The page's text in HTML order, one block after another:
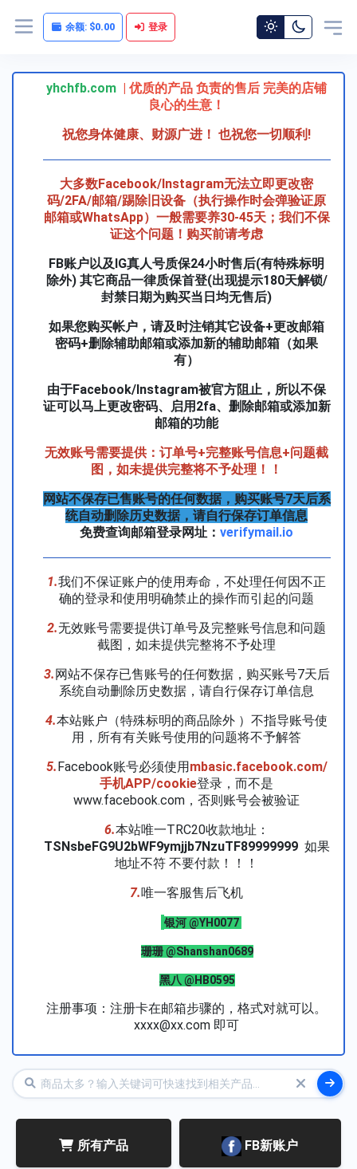
余额: $0.00 登录
yhchfb.com | 优质的产品 负责的售后 完美的店铺
良心的生意！
祝您身体健康、财源广进！ 也祝您一切顺利 !
大多数Facebook/Instagram无法立即更改密
码/2FA/邮箱/踢除旧设备（执行操作时会弹验证原
邮箱或WhatsApp）一般需要养30-45天；我们不保
证这个问题！购买前请考虑
FB账户以及IG真人号质保24小时售后(有特殊标明
除外) 其它商品一律质保首登(出现提示180天解锁/
封禁日期为购买当日均无售后)
如果您购买帐户，请及时注销其它设备+更改邮箱
密码+删除辅助邮箱或添加新的辅助邮箱（如果
有）
由于Facebook/Instagram被官方阻止，所以不保
证可以马上更改密码、启用2fa、删除邮箱或添加新
邮箱的功能
无效账号需要提供：订单号+完整账号信息+问题截
图，如未提供完整将不予处理！！
网站不保存已售账号的任何数据，购买账号7天后系
统自动删除历史数据，请自行保存订单信息
免费查询邮箱登录网址：verifymail.io
1.我们不保证账户的使用寿命，不处理任何因不正
确的登录和使用明确禁止的操作而引起的问题
2.无效账号需要提供订单号及完整账号信息和问题
截图，如未提供完整将不予处理
3.网站不保存已售账号的任何数据，购买账号7天后
系统自动删除历史数据，请自行保存订单信息
4.本站账户（特殊标明的商品除外 ）不指导账号使
用，所有有关账号使用的问题将不予解答
5.Facebook账号必须使用mbasic.facebook.com/
手机APP/cookie登录，而不是
www.facebook.com，否则账号会被验证
6.本站唯一TRC20收款地址：
TSNsbeFG9U2bWF9ymjjb7NzuTF89999999如果
地址不符 不要付款！！！
7.唯一客服售后飞机
银河 @YH0077
珊珊 @Shanshan0689
黑八 @HB0595
注册事项：注册卡在邮箱步骤的，格式对就可以。
xxxx@xx.com 即可
所有产品 FB新账户